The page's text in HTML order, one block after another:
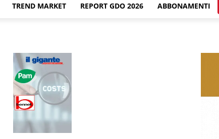
TREND MARKET REPORT GDO 2026 ABBONAMENTI